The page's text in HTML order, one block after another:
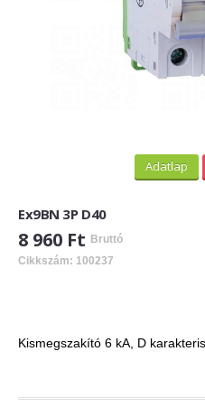
Adatlap
Ex9BN 3P D40
8 960 Ft Bruttó
Cikkszám: 100237
Kismegszakító 6 kA, D